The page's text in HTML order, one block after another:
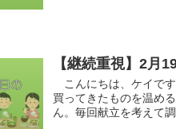
【継続重視】2月
こんにちは、ケイで
買ってきたものを温め
ん。毎回献立を考えて